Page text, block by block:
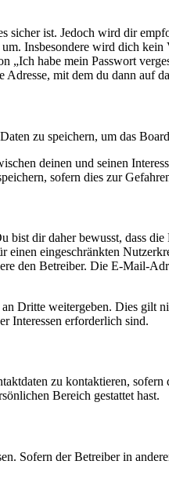
ist. Jedoch wird dir
Insbesondere wird dich
„Ich habe mein Passwort
Adresse, mit dem du dann auf
zu speichern, um das
deinen und seinen
sofern dies zur
bist dir daher bewusst, dass
eingeschränkten
den Betreiber. Die E-Mail-
Dritte weitergeben. Dies gilt
Interessen erforderlich sind.
zu kontaktieren,
Bereich gestattet hast.
Sofern der Betreiber in